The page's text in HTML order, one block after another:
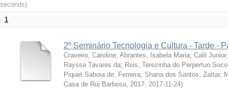
seconds)
1
2º Seminário Tecnologia e Cultura - Tarde -
Craveiro, Caroline; Abrantes, Isabela Maria; Calil
Rayssa Tavares da; Reis, Terezinha do Perpertuo
Piquet Saboia de; Ferreira, Shana dos Santos; Zattar,
Casa de Rui Barbosa, 2017, 2017-11-24)